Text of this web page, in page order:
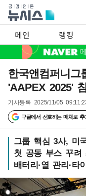
메인 랭킹
한국앤컴퍼니그
'AAPEX 2025'
기사등록 2025/11/05
구글에서 선호하는 매체로 추
그룹 핵심 3사, 미
첫 공동 부스 꾸려
배터리·열 관리·타